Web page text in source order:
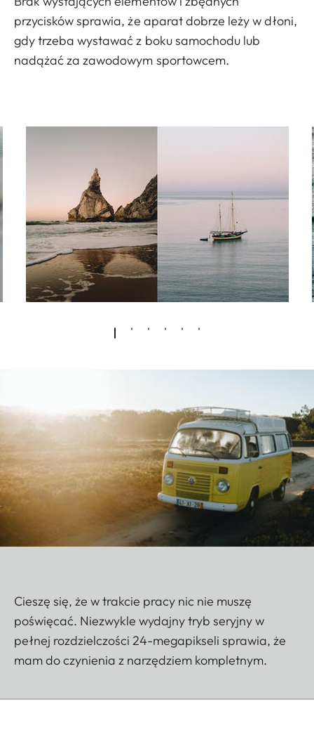
przycisków sprawia, że aparat dobrze leży w dłoni,
gdy trzeba wystawać z boku samochodu lub
nadążać za zawodowym sportowcem.
Cieszę się, że w trakcie pracy nic nie muszę
poświęcać. Niezwykle wydajny tryb seryjny w
pełnej rozdzielczości 24-megapikseli sprawia, że
mam do czynienia z narzędziem kompletnym.